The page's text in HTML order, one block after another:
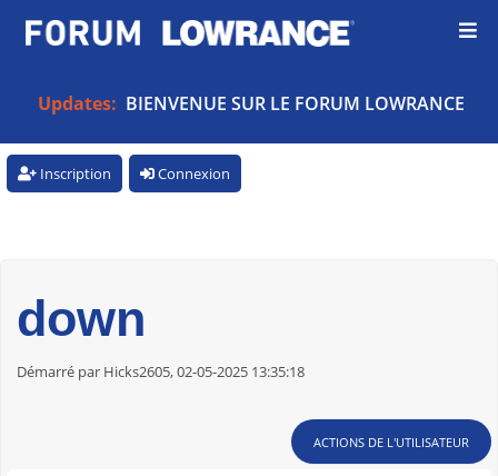
Updates: BIENVENUE SUR LE FORUM LOWRANCE
Inscription Connexion
down
Démarré par Hicks2605, 02-05-2025 13:35:18
ACTIONS DE L'UTILISATEUR